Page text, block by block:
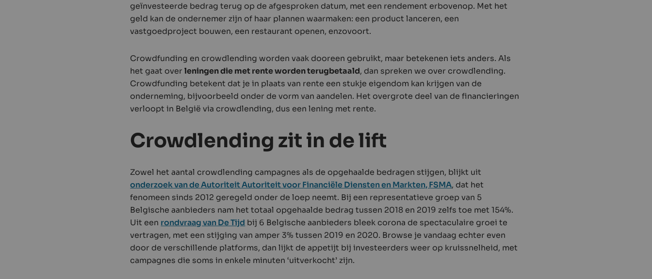
geïnvesteerde bedrag terug op de afgesproken datum, met een rendement erbovenop. Met het
geld kan de ondernemer zijn of haar plannen waarmaken: een product lanceren, een
vastgoedproject bouwen, een restaurant openen, enzovoort.
Crowdfunding en crowdlending worden vaak dooreen gebruikt, maar betekenen iets anders. Als
het gaat overleningen die met rente worden terugbetaald, dan spreken we over crowdlending.
Crowdfunding betekent dat je in plaats van rente een stukje eigendom kan krijgen van de
onderneming, bijvoorbeeld onder de vorm van aandelen. Het overgrote deel van de financieringen
verloopt in België via crowdlending, dus een lening met rente.
Crowdlending zit in de lift
Zowel het aantal crowdlending campagnes als de opgehaalde bedragen stijgen, blijkt uit
onderzoek van de Autoriteit Autoriteit voor Financiële Diensten en Markten, FSMA, dat het
fenomeen sinds 2012 geregeld onder de loep neemt. Bij een representatieve groep van 5
Belgische aanbieders nam het totaal opgehaalde bedrag tussen 2018 en 2019 zelfs toe met 154%.
Uit een rondvraag van De Tijd bij 6 Belgische aanbieders bleek corona de spectaculaire groei te
vertragen, met een stijging van amper 3% tussen 2019 en 2020. Browse je vandaag echter even
door de verschillende platforms, dan lijkt de appetijt bij investeerders weer op kruissnelheid, met
campagnes die soms in enkele minuten ‘uitverkocht’ zijn.